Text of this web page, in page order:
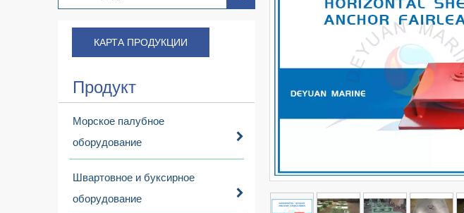
КАРТА ПРОДУКЦИИ
Продукт
Морское палубное
оборудование
Швартовное и буксирное
оборудование